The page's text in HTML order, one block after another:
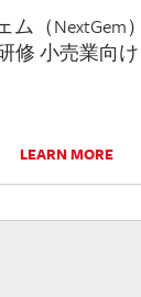
ム（NextGem
修 小売業向け
LEARN MORE